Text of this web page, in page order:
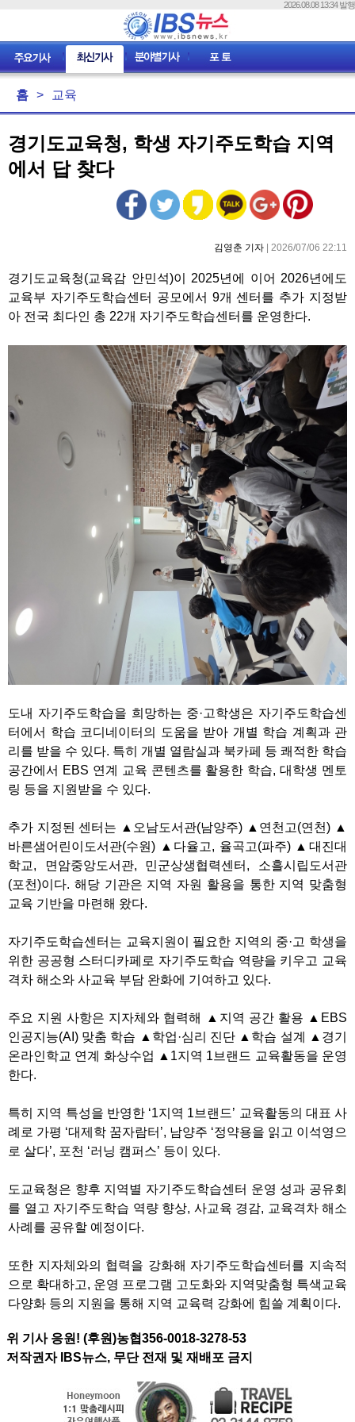
2026.08.08 13:34 발행
홈 > 교육
경기도교육청, 학생 자기주도학습 지역
에서 답 찾다
김영춘 기자 | 2026/07/06 22:11
경기도교육청(교육감 안민석)이 2025년에 이어 2026년에도
교육부 자기주도학습센터 공모에서 9개 센터를 추가 지정받
아 전국 최다인 총 22개 자기주도학습센터를 운영한다.
도내 자기주도학습을 희망하는 중·고학생은 자기주도학습센
터에서 학습 코디네이터의 도움을 받아 개별 학습 계획과 관
리를 받을 수 있다. 특히 개별 열람실과 북카페 등 쾌적한 학습
공간에서 EBS 연계 교육 콘텐츠를 활용한 학습, 대학생 멘토
링 등을 지원받을 수 있다.
추가 지정된 센터는 ▲오남도서관(남양주) ▲연천고(연천) ▲
바른샘어린이도서관(수원) ▲다율고, 율곡고(파주) ▲대진대
학교, 면암중앙도서관, 민군상생협력센터, 소흘시립도서관
(포천)이다. 해당 기관은 지역 자원 활용을 통한 지역 맞춤형
교육 기반을 마련해 왔다.
자기주도학습센터는 교육지원이 필요한 지역의 중·고 학생을
위한 공공형 스터디카페로 자기주도학습 역량을 키우고 교육
격차 해소와 사교육 부담 완화에 기여하고 있다.
주요 지원 사항은 지자체와 협력해 ▲지역 공간 활용 ▲EBS
인공지능(AI) 맞춤 학습 ▲학업·심리 진단 ▲학습 설계 ▲경기
온라인학교 연계 화상수업 ▲1지역 1브랜드 교육활동을 운영
한다.
특히 지역 특성을 반영한 ‘1지역 1브랜드’ 교육활동의 대표 사
례로 가평 ‘대제학 꿈자람터’, 남양주 ‘정약용을 읽고 이석영으
로 살다’, 포천 ‘러닝 캠퍼스’ 등이 있다.
도교육청은 향후 지역별 자기주도학습센터 운영 성과 공유회
를 열고 자기주도학습 역량 향상, 사교육 경감, 교육격차 해소
사례를 공유할 예정이다.
또한 지자체와의 협력을 강화해 자기주도학습센터를 지속적
으로 확대하고, 운영 프로그램 고도화와 지역맞춤형 특색교육
다양화 등의 지원을 통해 지역 교육력 강화에 힘쓸 계획이다.
위 기사 응원! (후원)농협356-0018-3278-53
저작권자 IBS뉴스, 무단 전재 및 재배포 금지